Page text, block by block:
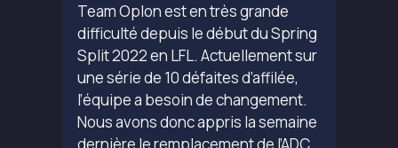
Team Oplon est en très grande
difficulté depuis le début du Spring
Split 2022 en LFL. Actuellement sur
une série de 10 défaites d’affilée,
l’équipe a besoin de changement.
Nous avons donc appris la semaine